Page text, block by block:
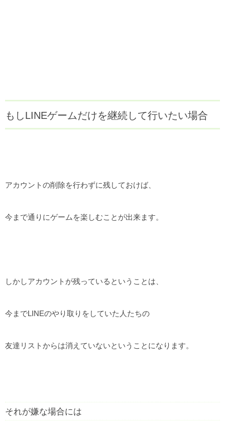
もしLINEゲームだけを継続して行いたい場合
アカウントの削除を行わずに残しておけば、
今まで通りにゲームを楽しむことが出来ます。
しかしアカウントが残っているということは、
今までLINEのやり取りをしていた人たちの
友達リストからは消えていないということになります。
それが嫌な場合には